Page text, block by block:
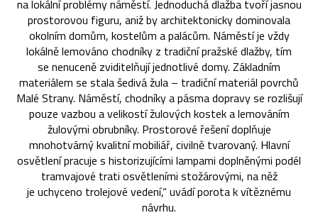
na lokální problémy náměstí. Jednoduchá dlažba tvoří jasnou
prostorovou figuru, aniž by architektonicky dominovala
okolním domům, kostelům a palácům. Náměstí je vždy
lokálně lemováno chodníky z tradiční pražské dlažby, tím
se nenuceně zviditelňují jednotlivé domy. Základním
materiálem se stala šedivá žula – tradiční materiál povrchů
Malé Strany. Náměstí, chodníky a pásma dopravy se rozlišují
pouze vazbou a velikostí žulových kostek a lemováním
žulovými obrubníky. Prostorové řešení doplňuje
mnohotvárný kvalitní mobiliář, civilně tvarovaný. Hlavní
osvětlení pracuje s historizujícími lampami doplněnými podél
tramvajové trati osvětleními stožárovými, na něž
je uchyceno trolejové vedení,“ uvádí porota k vítěznému
návrhu.